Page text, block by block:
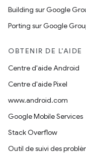
Building sur Google
Porting sur Google
OBTENIR DE L'AIDE
Centre d'aide Android
Centre d'aide Pixel
www.android.com
Google Mobile Services
Stack Overflow
Outil de suivi des